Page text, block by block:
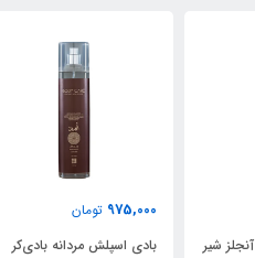
975,000 تومان
بادی اسپلش زنانه بادی‌کر دلینا